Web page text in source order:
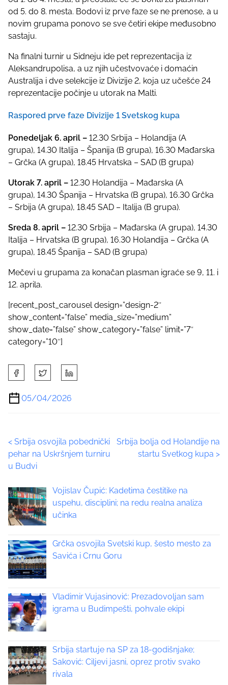
od 5. do 8. mesta. Bodovi iz prve faze se ne prenose, a u
novim grupama ponovo se sve četiri ekipe međusobno
sastaju.
Na finalni turnir u Sidneju ide pet reprezentacija iz
Aleksandrupolisa, a uz njih učestvovaće i domaćin
Australija i dve selekcije iz Divizije 2, koja uz učešće 24
reprezentacije počinje u utorak na Malti.
Raspored prve faze Divizije 1 Svetskog kupa
Ponedeljak 6. april – 12.30 Srbija – Holandija (A
grupa), 14.30 Italija – Španija (B grupa), 16.30 Mađarska
– Grčka (A grupa), 18.45 Hrvatska – SAD (B grupa)
Utorak 7. april – 12.30 Holandija – Mađarska (A
grupa), 14.30 Španija – Hrvatska (B grupa), 16.30 Grčka
– Srbija (A grupa), 18.45 SAD – Italija (B grupa).
Sreda 8. april – 12.30 Srbija – Mađarska (A grupa), 14.30
Italija – Hrvatska (B grupa), 16.30 Holandija – Grčka (A
grupa), 18.45 Španija – SAD (B grupa)
Mečevi u grupama za konačan plasman igraće se 9, 11. i
12. aprila.
[recent_post_carousel design=”design-2″
show_content=”false” media_size=”medium”
show_date=”false” show_category=”false” limit=”7″
category=”10″]
h
a
r
h
s
o
s
t
n
:
05/04/2026
P
o
s
t
s
n
a
i
g
a
t
< Srbija osvojila pobednički
pehar na Uskršnjem turniru
u Budvi
Srbija bolja od Holandije na
startu Svetkog kupa >
Vojislav Čupić: Kadetima čestitike na
uspehu, disciplini; na redu realna analiza
učinka
Grčka osvojila Svetski kup, šesto mesto za
Savića i Crnu Goru
Vladimir Vujasinović: Prezadovoljan sam
igrama u Budimpešti, pohvale ekipi
Srbija startuje na SP za 18-godišnjake;
Saković: Ciljevi jasni, oprez protiv svako
rivala